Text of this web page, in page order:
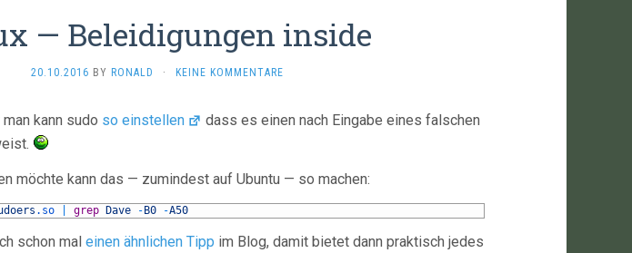
— Beleidigungen inside
20.10.2016 BY RONALD · KEINE KOMMENTARE
kann sudo so einstellen
dass es einen nach Eingabe eines falschen
möchte kann das — zumindest auf Ubuntu — so machen:
.so grep Dave -B0 -A50
schon mal einen ähnlichen Tipp im Blog, damit bietet dann praktisch jedes